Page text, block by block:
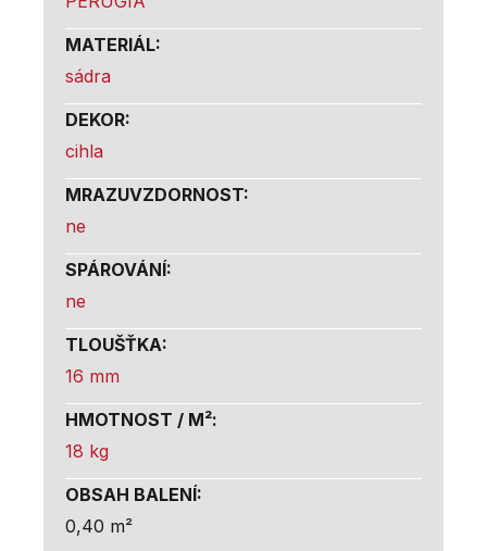
MATERIÁL:
sádra
DEKOR:
cihla
MRAZUVZDORNOST:
ne
SPÁROVÁNÍ:
ne
TLOUŠŤKA:
16 mm
HMOTNOST / M²:
18 kg
OBSAH BALENÍ:
0,40 m²